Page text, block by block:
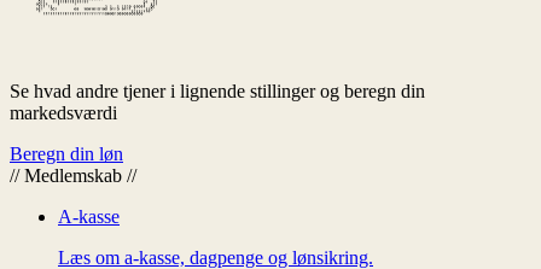
Se hvad andre tjener i lignende stillinger og beregn din
markedsværdi
Beregn din løn
// Medlemskab //
A-kasse
Læs om a-kasse, dagpenge og lønsikring.